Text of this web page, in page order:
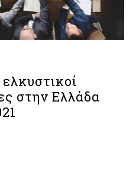
ελκυστικοί
στην Ελλάδα